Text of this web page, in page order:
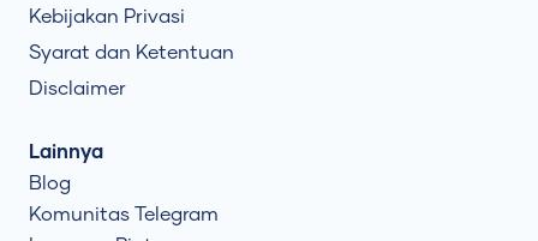
Kebijakan Privasi
Syarat dan Ketentuan
Disclaimer
Lainnya
Blog
Komunitas Telegram